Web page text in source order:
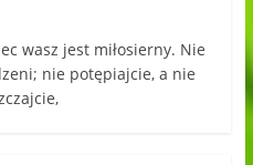
wasz jest miłosierny. Nie
nie potępiajcie, a nie